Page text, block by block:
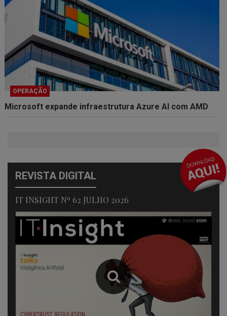
OPERAÇÃO
Microsoft expande infraestrutura Azure AI com AMD
REVISTA DIGITAL
IT INSIGHT Nº 62 JULHO 2026